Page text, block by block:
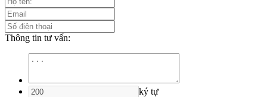
Thông tin tư vấn:
ký tự